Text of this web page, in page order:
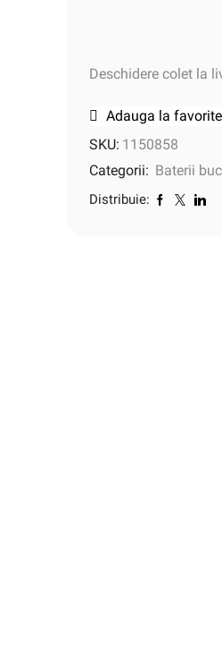
Deschidere colet la
Adauga la favorite
SKU: 1150858
Categorii: Baterii
Distribuie: